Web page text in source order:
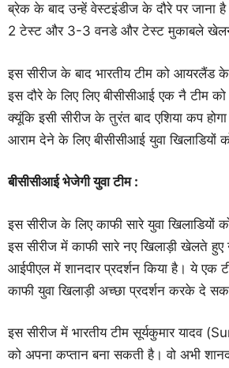
ब्रेक के बाद उन्हें वेस्टइंडीज के दौरे पर जाना
2 टेस्ट और 3-3 वनडे और टेस्ट मुकाबले
इस सीरीज के बाद भारतीय टीम को आयरलैंड के
इस दौरे के लिए लिए बीसीसीआई एक नै टीम
क्यूंकि इसी सीरीज के तुरंत बाद एशिया कप
आराम देने के लिए बीसीसीआई युवा खिलाडियों
बीसीसीआई भेजेगी युवा टीम :
इस सीरीज के लिए काफी सारे युवा खिलाडियों
इस सीरीज में काफी सारे नए खिलाड़ी खेलते
आईपीएल में शानदार प्रदर्शन किया है। ये एक
काफी युवा खिलाड़ी अच्छा प्रदर्शन करके दे
इस सीरीज में भारतीय टीम सूर्यकुमार यादव
को अपना कप्तान बना सकती है। वो अभी